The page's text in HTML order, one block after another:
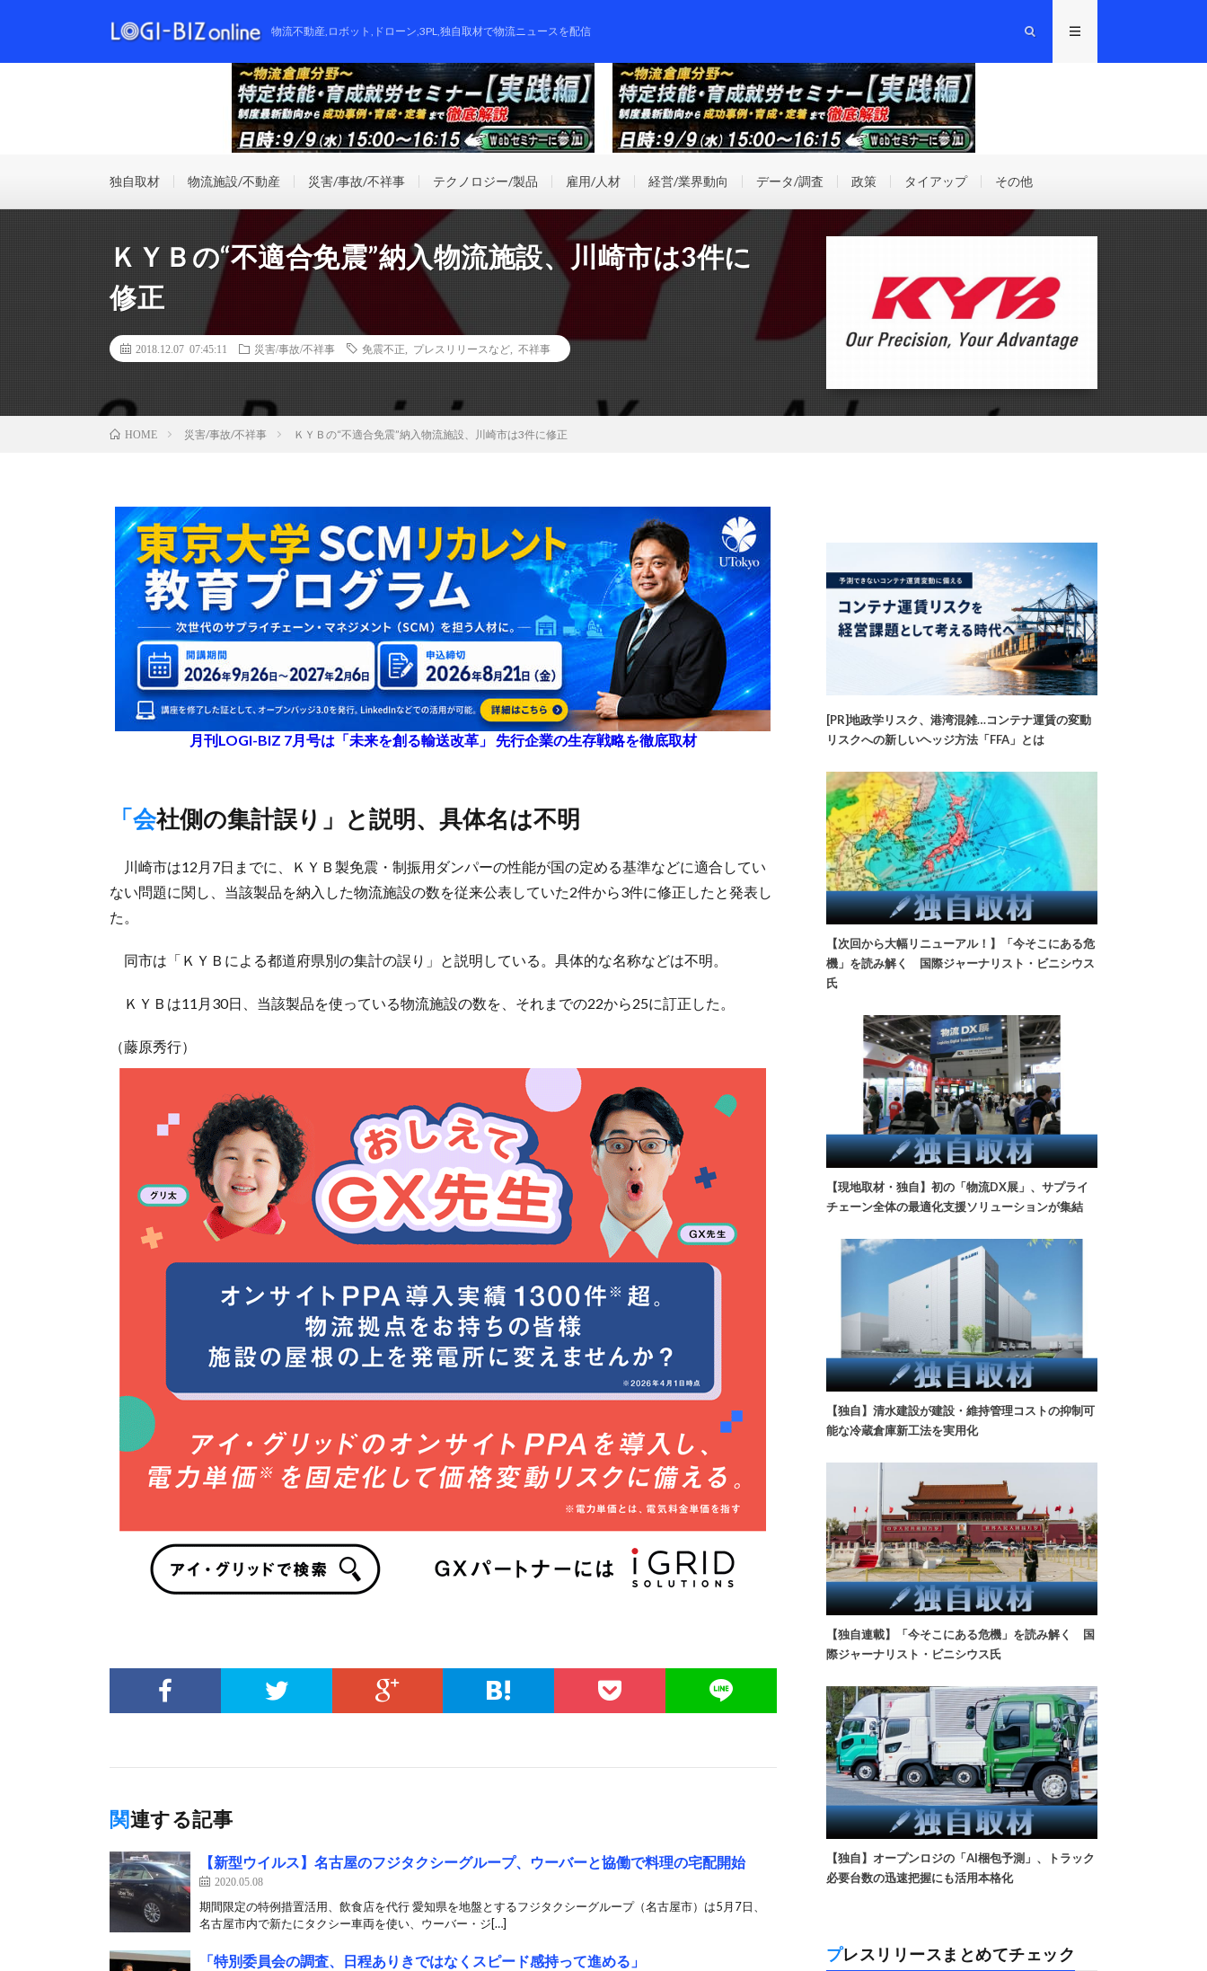
物流不動産,ロボット,ドローン,3PL,独自取材で物流ニュースを配信
独自取材 物流施設/不動産 災害/事故/不祥事 テクノロジー/製品 雇用/人材 経営/業界動向 データ/調査 政策 タイアップ その他
ＫＹＢの“不適合免震”納入物流施設、川崎市は3件に
修正
2018.12.07 07:45:11 災害/事故/不祥事 免震不正 プレスリリースなど 不祥事
HOME 災害/事故/不祥事 ＫＹＢの“不適合免震”納入物流施設、川崎市は3件に修正
月刊LOGI-BIZ 7月号は「未来を創る輸送改革」 先行企業の生存戦略を徹底取材
「会社側の集計誤り」と説明、具体名は不明
川崎市は12月7日までに、ＫＹＢ製免震・制振用ダンパーの性能が国の定める基準などに適合してい
ない問題に関し、当該製品を納入した物流施設の数を従来公表していた2件から3件に修正したと発表し
た。
同市は「ＫＹＢによる都道府県別の集計の誤り」と説明している。具体的な名称などは不明。
ＫＹＢは11月30日、当該製品を使っている物流施設の数を、それまでの22から25に訂正した。
（藤原秀行）
関連する記事
【新型ウイルス】名古屋のフジタクシーグループ、ウーバーと協働で料理の宅配開始
2020.05.08
期間限定の特例措置活用、飲食店を代行 愛知県を地盤とするフジタクシーグループ（名古屋市）は5月7日、
名古屋市内で新たにタクシー車両を使い、ウーバー・ジ[…]
「特別委員会の調査、日程ありきではなくスピード感持って進める」
[PR]地政学リスク、港湾混雑…コンテナ運賃の変動
リスクへの新しいヘッジ方法「FFA」とは
【次回から大幅リニューアル！】「今そこにある危
機」を読み解く 国際ジャーナリスト・ビニシウス
氏
【現地取材・独自】初の「物流DX展」、サプライ
チェーン全体の最適化支援ソリューションが集結
【独自】清水建設が建設・維持管理コストの抑制可
能な冷蔵倉庫新工法を実用化
【独自連載】「今そこにある危機」を読み解く 国
際ジャーナリスト・ビニシウス氏
【独自】オープンロジの「AI梱包予測」、トラック
必要台数の迅速把握にも活用本格化
プレスリリースまとめてチェック